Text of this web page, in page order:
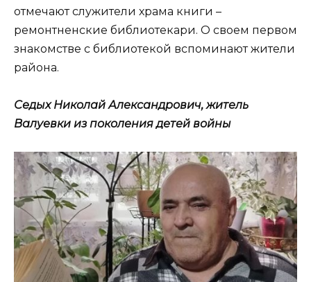
отмечают служители храма книги –
ремонтненские библиотекари. О своем первом
знакомстве с библиотекой вспоминают жители
района.
Седых Николай Александрович, житель
Валуевки из поколения детей войны